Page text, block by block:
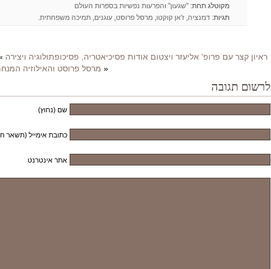
מקוטלג תחת: "שגעון" והפרעות נפשיות בספרות העולם
תגיות: דמנציה, ז'אן קוקטו, מרסל פרוסט, עוגנים, תמיכה משפחתית.
ראיון קצר עם פרופ' אליעזר ויצטום אודות פסיכיאטריה, פסיכופתולוגיה ויצירה
« מרסל פרוסט והאילוזיה
לרשום תגובה
שם (נחוץ)
כתובת אימייל (תשאר
אתר אינטרנט